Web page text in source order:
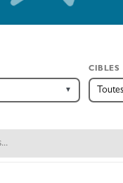
▼
CIBLES